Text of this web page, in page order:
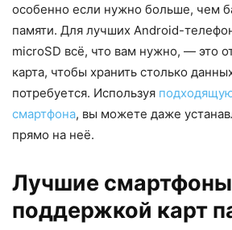
особенно если нужно больше, чем
памяти. Для лучших Android-
microSD всё, что вам нужно, — это
карта, чтобы хранить столько
потребуется. Используя
смартфона, вы можете даже
прямо на неё.
Лучшие
поддержкой карт